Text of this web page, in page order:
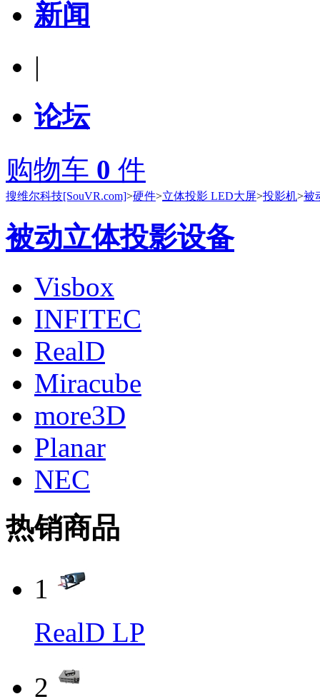
新闻
|
论坛
购物车 0 件
搜维尔科技[SouVR.com]>硬件>立体投影 LED大屏>投影机>被
被动立体投影设备
Visbox
INFITEC
RealD
Miracube
more3D
Planar
NEC
热销商品
1
RealD LP
2